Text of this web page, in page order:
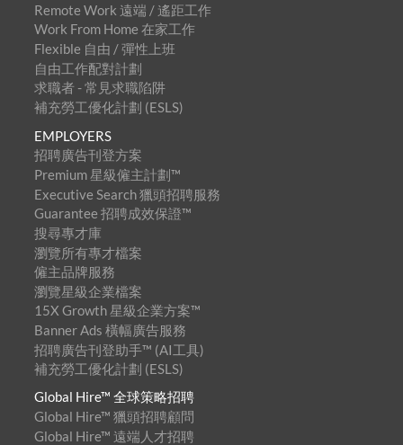
Remote Work 遠端 / 遙距工作
Work From Home 在家工作
Flexible 自由 / 彈性上班
自由工作配對計劃
求職者 - 常見求職陷阱
補充勞工優化計劃 (ESLS)
EMPLOYERS
招聘廣告刊登方案
Premium 星級僱主計劃™
Executive Search 獵頭招聘服務
Guarantee 招聘成效保證™
搜尋專才庫
瀏覽所有專才檔案
僱主品牌服務
瀏覽星級企業檔案
15X Growth 星級企業方案™
Banner Ads 橫幅廣告服務
招聘廣告刊登助手™ (AI工具)
補充勞工優化計劃 (ESLS)
Global Hire™ 全球策略招聘
Global Hire™ 獵頭招聘顧問
Global Hire™ 遠端人才招聘